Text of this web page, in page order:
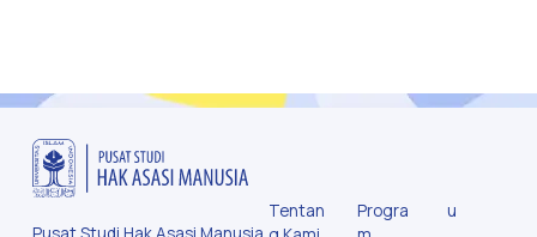
Tentan
Progra
u